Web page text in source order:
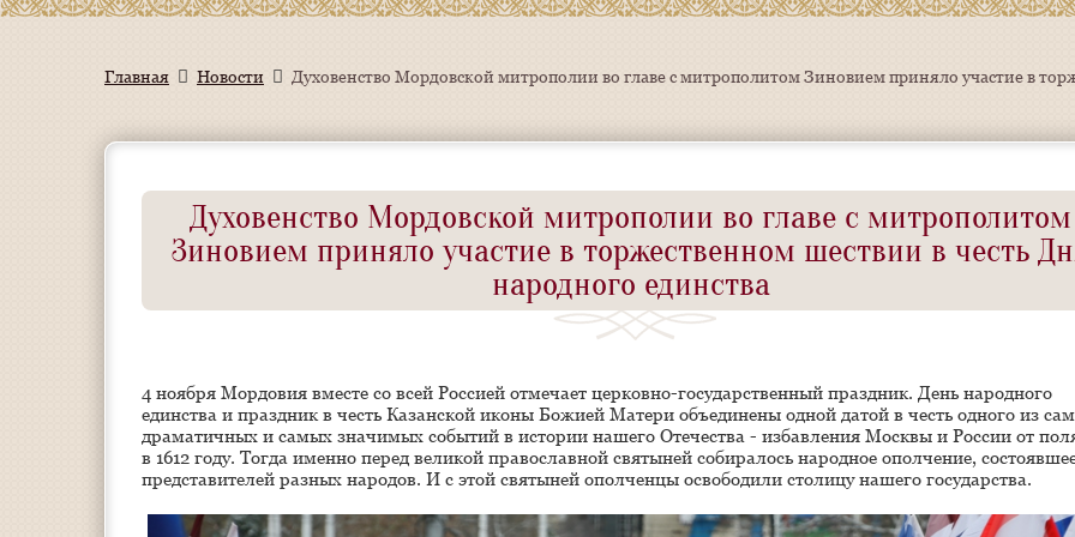
Главная Новости Духовенство Мордовской митрополии во главе с митрополитом Зиновием приняло участие в
Духовенство Мордовской митрополии во главе с митрополитом
Зиновием приняло участие в торжественном шествии в честь
народного единства
4 ноября Мордовия вместе со всей Россией отмечает церковно-государственный праздник. День народного
единства и праздник в честь Казанской иконы Божией Матери объединены одной датой в честь одного из
драматичных и самых значимых событий в истории нашего Отечества - избавления Москвы и России от
в 1612 году. Тогда именно перед великой православной святыней собиралось народное ополчение,
представителей разных народов. И с этой святыней ополченцы освободили столицу нашего государства.